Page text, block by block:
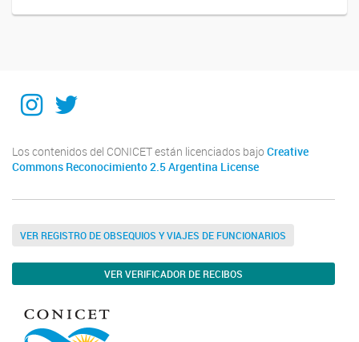
Instagram
Twitter
Los contenidos del CONICET están licenciados bajo Creative
Commons Reconocimiento 2.5 Argentina License
VER REGISTRO DE OBSEQUIOS Y VIAJES DE FUNCIONARIOS
VER VERIFICADOR DE RECIBOS